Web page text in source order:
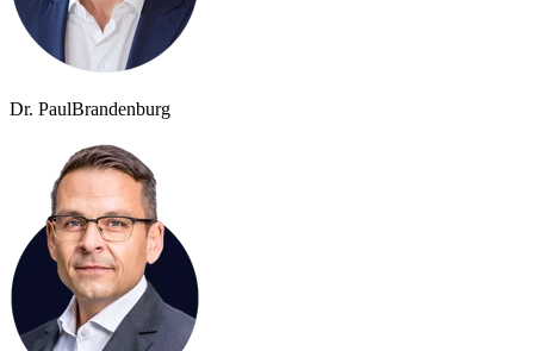
Dr. PaulBrandenburg